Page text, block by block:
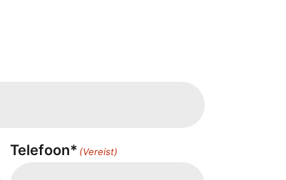
Telefoon* (Vereist)